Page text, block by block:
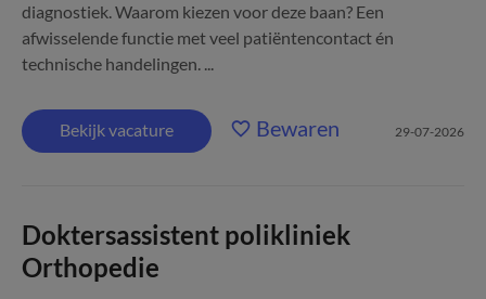
diagnostiek. Waarom kiezen voor deze baan? Een
afwisselende functie met veel patiëntencontact én
technische handelingen. ...
Bekijk vacature Bewaren 29-07-2026
Doktersassistent polikliniek
Orthopedie